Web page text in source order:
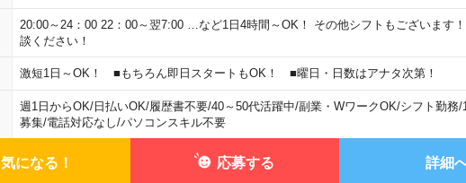
20:00～24：00 22：00～翌7:00 …など1日4時間～OK！ その他シフトもございます
談ください！
激短1日～OK！ ■もちろん即日スタートもOK！ ■曜日・日数はアナタ次第！
週1日からOK/日払いOK/履歴書不要/40～50代活躍中/副業・WワークOK/シフト勤務/
募集/電話対応なし/パソコンスキル不要
気になる！ 応募する 詳細